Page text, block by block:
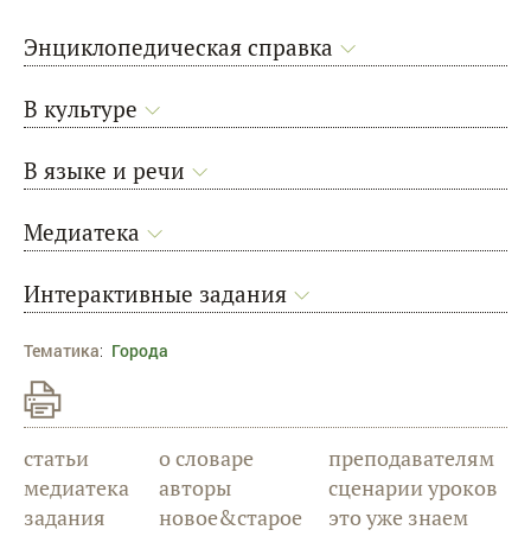
Энциклопедическая справка
В культуре
В языке и речи
Медиатека
Интерактивные задания
Тематика: Города
статьи
медиатека
задания
о словаре
авторы
новое&старое
преподавателям
сценарии уроков
это уже знаем